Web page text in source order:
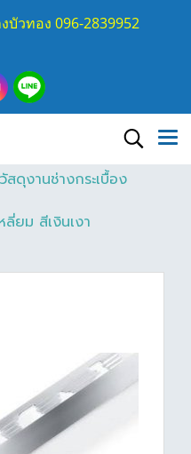
บัวทอง 096-2839952
วัสดุงานช่างกระเบื้อง
ลี่ยม สีเงินเงา